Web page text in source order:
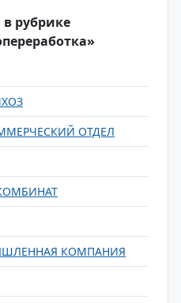
рубрике
ОТДЕЛ
КОМПАНИЯ